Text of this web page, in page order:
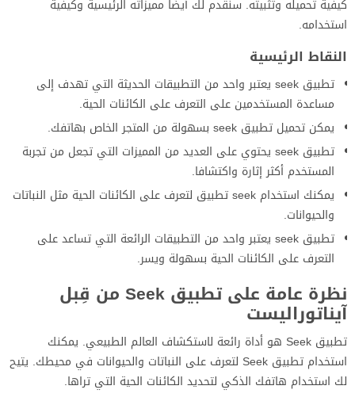
كيفية تحميله وتثبيته. سنقدم لك أيضًا مميزاته الرئيسية وكيفية
استخدامه.
النقاط الرئيسية
تطبيق seek يعتبر واحد من التطبيقات الحديثة التي تهدف إلى
مساعدة المستخدمين على التعرف على الكائنات الحية.
يمكن تحميل تطبيق seek بسهولة من المتجر الخاص بهاتفك.
تطبيق seek يحتوي على العديد من المميزات التي تجعل من تجربة
المستخدم أكثر إثارة واكتشافا.
يمكنك استخدام seek تطبيق لتعرف على الكائنات الحية مثل النباتات
والحيوانات.
تطبيق seek يعتبر واحد من التطبيقات الرائعة التي تساعد على
التعرف على الكائنات الحية بسهولة ويسر.
نظرة عامة على تطبيق Seek من قِبل
آيناتوراليست
تطبيق Seek هو أداة رائعة لاستكشاف العالم الطبيعي. يمكنك
استخدام تطبيق Seek لتعرف على النباتات والحيوانات في محيطك. يتيح
لك استخدام هاتفك الذكي لتحديد الكائنات الحية التي تراها.